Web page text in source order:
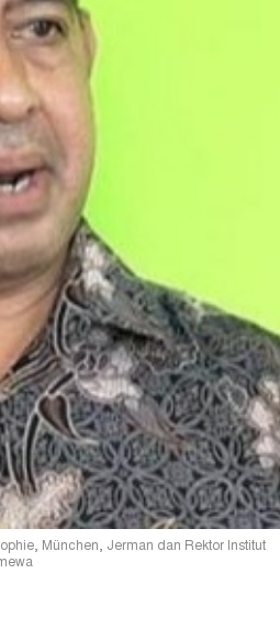
München, Jerman dan Rektor Institut